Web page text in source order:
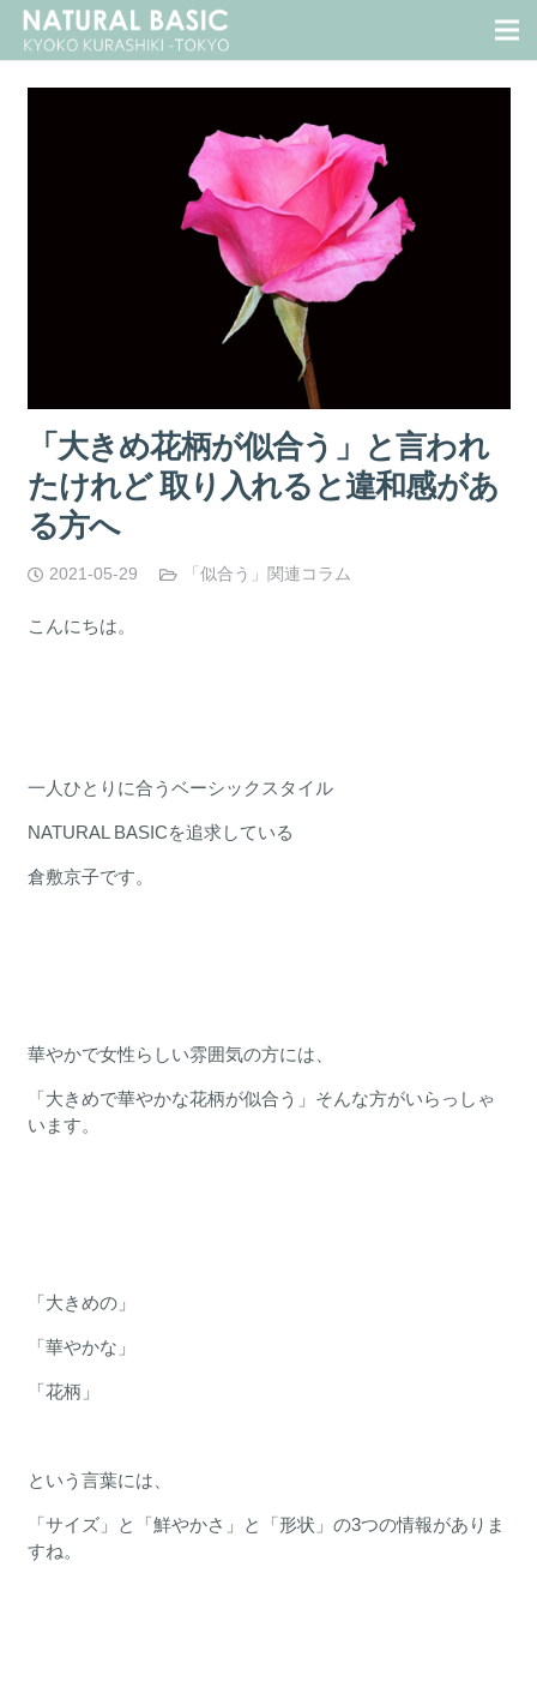
「大きめ花柄が似合う」と言われ
たけれど 取り入れると違和感があ
る方へ
2021-05-29 「似合う」関連コラム
こんにちは。
一人ひとりに合うベーシックスタイル
NATURAL BASICを追求している
倉敷京子です。
華やかで女性らしい雰囲気の方には、
「大きめで華やかな花柄が似合う」そんな方がいらっしゃ
います。
「大きめの」
「華やかな」
「花柄」
という言葉には、
「サイズ」と「鮮やかさ」と「形状」の3つの情報がありま
すね。